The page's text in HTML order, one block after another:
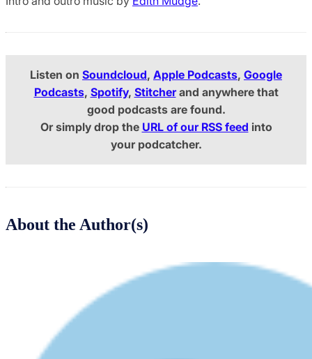
Listen on Soundcloud, Apple Podcasts, Google
Podcasts, Spotify, Stitcherand anywhere that
good podcasts are found.
Or simply drop the URL of our RSS feed into
your podcatcher.
About the Author(s)